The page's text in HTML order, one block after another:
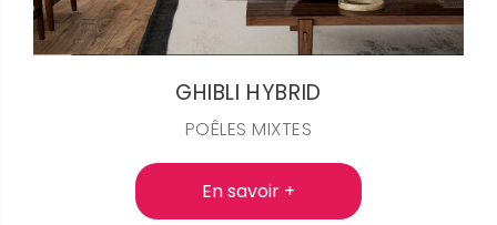
GHIBLI HYBRID
POÊLES MIXTES
En savoir +